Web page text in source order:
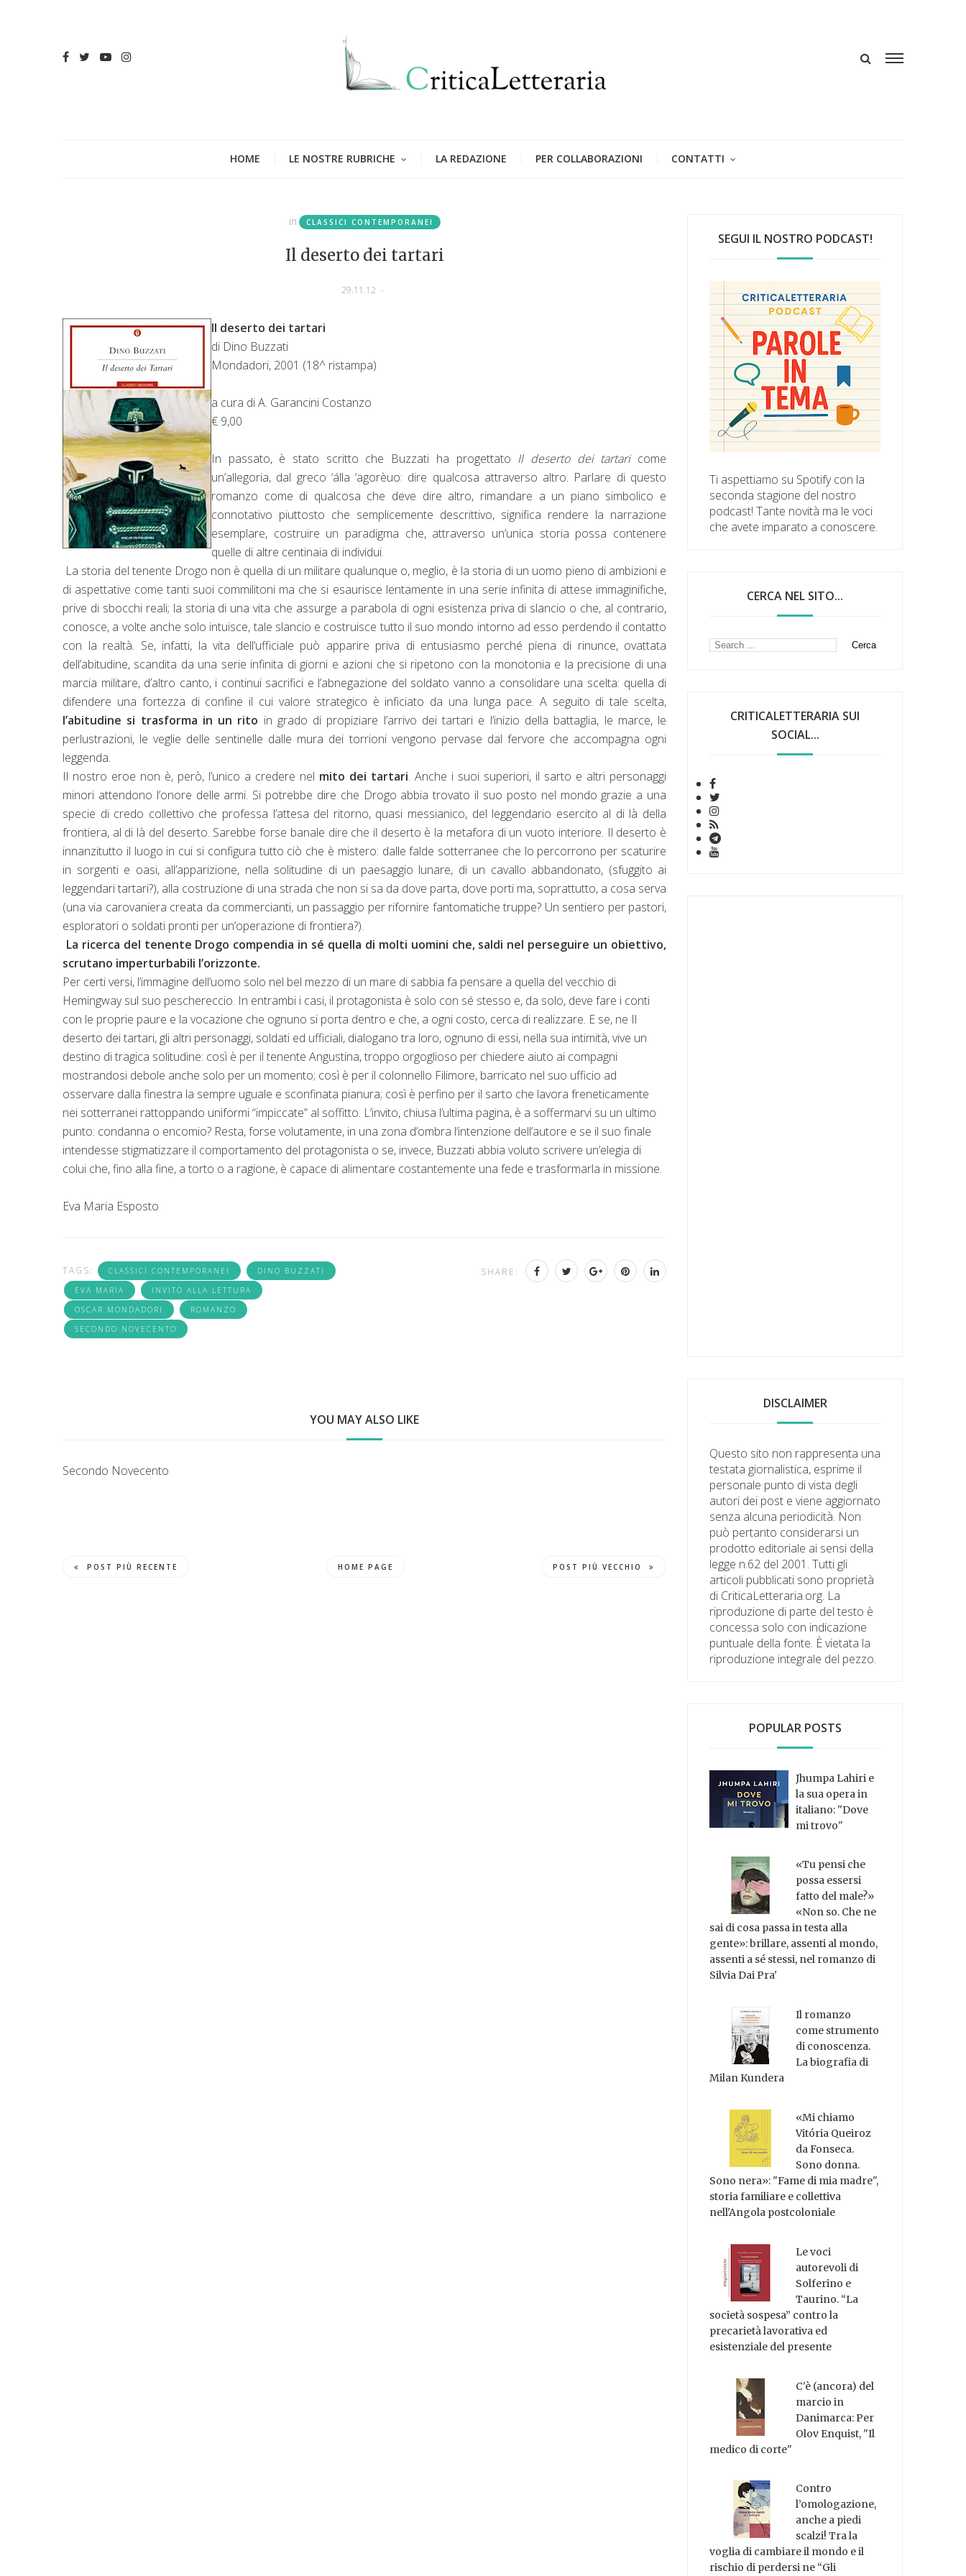
HOME LE NOSTRE RUBRICHE LA REDAZIONE PER COLLABORAZIONI CONTATTI
in CLASSICI CONTEMPORANEI
Il deserto dei tartari
29.11.12 -
Il deserto dei tartari
di Dino Buzzati
Mondadori, 2001 (18^ ristampa)
a cura di A. Garancini Costanzo
€ 9,00
In passato, è stato scritto che Buzzati ha progettato Il deserto dei tartaricome
un’allegoria, dal greco ‘álla ‘agorèuo: dire qualcosa attraverso altro. Parlare di questo
romanzo come di qualcosa che deve dire altro, rimandare a un piano simbolico e
connotativo piuttosto che semplicemente descrittivo, significa rendere la narrazione
esemplare, costruire un paradigma che, attraverso un’unica storia possa contenere
quelle di altre centinaia di individui.
La storia del tenente Drogo non è quella di un militare qualunque o, meglio, è la storia di un uomo pieno di ambizioni e
di aspettative come tanti suoi commilitoni ma che si esaurisce lentamente in una serie infinita di attese immaginifiche,
prive di sbocchi reali; la storia di una vita che assurge a parabola di ogni esistenza priva di slancio o che, al contrario,
conosce, a volte anche solo intuisce, tale slancio e costruisce tutto il suo mondo intorno ad esso perdendo il contatto
con la realtà. Se, infatti, la vita dell’ufficiale può apparire priva di entusiasmo perché piena di rinunce, ovattata
dell’abitudine, scandita da una serie infinita di giorni e azioni che si ripetono con la monotonia e la precisione di una
marcia militare, d’altro canto, i continui sacrifici e l’abnegazione del soldato vanno a consolidare una scelta: quella di
difendere una fortezza di confine il cui valore strategico è inficiato da una lunga pace. A seguito di tale scelta,
l’abitudine si trasforma in un rito in grado di propiziare l’arrivo dei tartari e l’inizio della battaglia, le marce, le
perlustrazioni, le veglie delle sentinelle dalle mura dei torrioni vengono pervase dal fervore che accompagna ogni
leggenda.
Il nostro eroe non è, però, l’unico a credere nel mito dei tartari. Anche i suoi superiori, il sarto e altri personaggi
minori attendono l’onore delle armi. Si potrebbe dire che Drogo abbia trovato il suo posto nel mondo grazie a una
specie di credo collettivo che professa l’attesa del ritorno, quasi messianico, del leggendario esercito al di là della
frontiera, al di là del deserto. Sarebbe forse banale dire che il deserto è la metafora di un vuoto interiore. Il deserto è
innanzitutto il luogo in cui si configura tutto ciò che è mistero: dalle falde sotterranee che lo percorrono per scaturire
in sorgenti e oasi, all’apparizione, nella solitudine di un paesaggio lunare, di un cavallo abbandonato, (sfuggito ai
leggendari tartari?), alla costruzione di una strada che non si sa da dove parta, dove porti ma, soprattutto, a cosa serva
(una via carovaniera creata da commercianti, un passaggio per rifornire fantomatiche truppe? Un sentiero per pastori,
esploratori o soldati pronti per un’operazione di frontiera?).
La ricerca del tenente Drogo compendia in sé quella di molti uomini che, saldi nel perseguire un obiettivo,
scrutano imperturbabili l’orizzonte.
Per certi versi, l’immagine dell’uomo solo nel bel mezzo di un mare di sabbia fa pensare a quella del vecchio di
Hemingway sul suo peschereccio. In entrambi i casi, il protagonista è solo con sé stesso e, da solo, deve fare i conti
con le proprie paure e la vocazione che ognuno si porta dentro e che, a ogni costo, cerca di realizzare. E se, ne Il
deserto dei tartari, gli altri personaggi, soldati ed ufficiali, dialogano tra loro, ognuno di essi, nella sua intimità, vive un
destino di tragica solitudine: così è per il tenente Angustina, troppo orgoglioso per chiedere aiuto ai compagni
mostrandosi debole anche solo per un momento; così è per il colonnello Filimore, barricato nel suo ufficio ad
osservare dalla finestra la sempre uguale e sconfinata pianura; così è perfino per il sarto che lavora freneticamente
nei sotterranei rattoppando uniformi “impiccate” al soffitto. L’invito, chiusa l’ultima pagina, è a soffermarvi su un ultimo
punto: condanna o encomio? Resta, forse volutamente, in una zona d’ombra l’intenzione dell’autore e se il suo finale
intendesse stigmatizzare il comportamento del protagonista o se, invece, Buzzati abbia voluto scrivere un’elegia di
colui che, fino alla fine, a torto o a ragione, è capace di alimentare costantemente una fede e trasformarla in missione.
Eva Maria Esposto
TAGS: CLASSICI CONTEMPORANEI
DINO BUZZATI
EVA MARIA
INVITO ALLA LETTURA
OSCAR MONDADORI
ROMANZO
SECONDO NOVECENTO
SHARE:
YOU MAY ALSO LIKE
Secondo Novecento
POST PIÙ RECENTE HOME PAGE POST PIÙ VECCHIO
SEGUI IL NOSTRO PODCAST!
Ti aspettiamo su Spotify con la
seconda stagione del nostro
podcast! Tante novità ma le voci
che avete imparato a conoscere.
CERCA NEL SITO...
CRITICALETTERARIA SUI
SOCIAL...
DISCLAIMER
Questo sito non rappresenta una
testata giornalistica, esprime il
personale punto di vista degli
autori dei post e viene aggiornato
senza alcuna periodicità. Non
può pertanto considerarsi un
prodotto editoriale ai sensi della
legge n.62 del 2001. Tutti gli
articoli pubblicati sono proprietà
di CriticaLetteraria.org. La
riproduzione di parte del testo è
concessa solo con indicazione
puntuale della fonte. È vietata la
riproduzione integrale del pezzo.
POPULAR POSTS
Jhumpa Lahiri e
la sua opera in
italiano: "Dove
mi trovo"
«Tu pensi che
possa essersi
fatto del male?»
«Non so. Che ne
sai di cosa passa in testa alla
gente»: brillare, assenti al mondo,
assenti a sé stessi, nel romanzo di
Silvia Dai Pra'
Il romanzo
come strumento
di conoscenza.
La biografia di
Milan Kundera
«Mi chiamo
Vitória Queiroz
da Fonseca.
Sono donna.
Sono nera»: "Fame di mia madre",
storia familiare e collettiva
nell'Angola postcoloniale
Le voci
autorevoli di
Solferino e
Taurino. “La
società sospesa” contro la
precarietà lavorativa ed
esistenziale del presente
C'è (ancora) del
marcio in
Danimarca: Per
Olov Enquist, "Il
medico di corte"
Contro
l’omologazione,
anche a piedi
scalzi! Tra la
voglia di cambiare il mondo e il
rischio di perdersi ne “Gli